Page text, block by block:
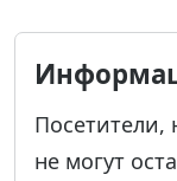
Посетители,
не могут